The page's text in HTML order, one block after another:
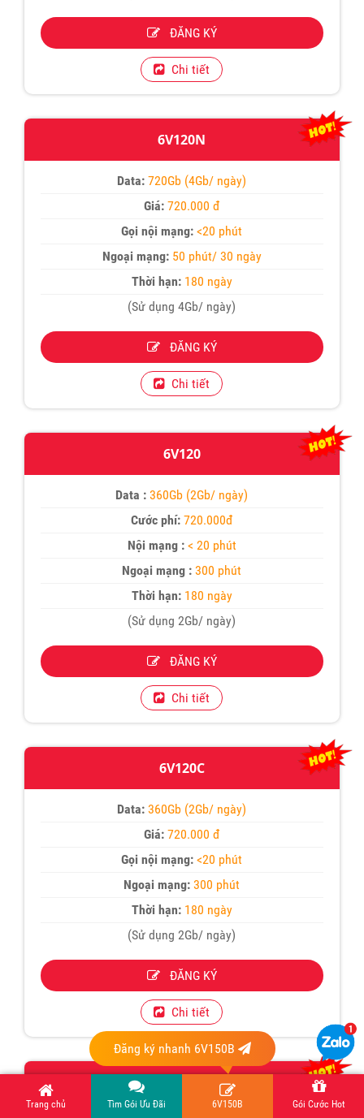
ĐĂNG KÝ
Chi tiết
6V120N
Data: 720Gb (4Gb/ ngày)
Giá:720.000 đ
Gọi nội mạng:<20 phút
Ngoại mạng:50 phút/ 30 ngày
Thời hạn:180 ngày
(Sử dụng 4Gb/ ngày)
ĐĂNG KÝ
Chi tiết
6V120
Data : 360Gb (2Gb/ ngày)
Cước phí:720.000đ
Nội mạng : < 20 phút
Ngoại mạng : 300 phút
Thời hạn:180 ngày
(Sử dụng 2Gb/ ngày)
ĐĂNG KÝ
Chi tiết
6V120C
Data: 360Gb (2Gb/ ngày)
Giá:720.000 đ
Gọi nội mạng:<20 phút
Ngoại mạng: 300 phút
Thời hạn:180 ngày
(Sử dụng 2Gb/ ngày)
ĐĂNG KÝ
Chi tiết
Trang chủ Tìm Gói Ưu Đãi
Đăng ký nhanh 6V150B
6V150B Gói Cước Hot